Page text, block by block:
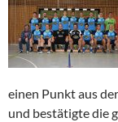
einen Punkt aus
und bestätigte die